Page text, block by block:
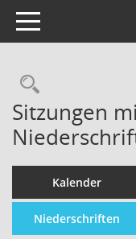
Toggle navigation
Sitzungen
Kalender
Niederschriften